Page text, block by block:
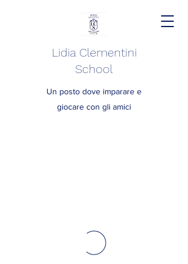
Lidia Clementini
School
Un posto dove imparare e
giocare con gli amici